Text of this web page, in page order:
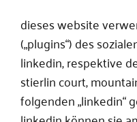
dieses website
(„plugins“) des
linkedin, respektive
stierlin court,
folgenden „linkedin“